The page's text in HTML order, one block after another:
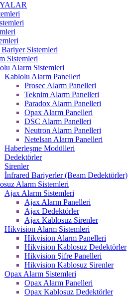
Sistemleri
Sistemleri
Alarm Sistemleri
Kablolu Alarm Panelleri
Prosec Alarm Panelleri
Teknim Alarm Panelleri
Paradox Alarm Panelleri
Opax Alarm Panelleri
DSC Alarm Panelleri
Neutron Alarm Panelleri
Netelsan Alarm Panelleri
Haberleşme Modülleri
Dedektörler
Sirenler
İnfrared Bariyerler (Beam Dedektörler)
Alarm Sistemleri
Ajax Alarm Sistemleri
Ajax Alarm Panelleri
Ajax Dedektörler
Ajax Kablosuz Sirenler
Hikvision Alarm Sistemleri
Hikvision Alarm Panelleri
Hikvision Kablosuz Dedektörler
Hikvision Şifre Panelleri
Hikvision Kablosuz Sirenler
Opax Alarm Sistemleri
Opax Alarm Panelleri
Opax Kablosuz Dedektörler